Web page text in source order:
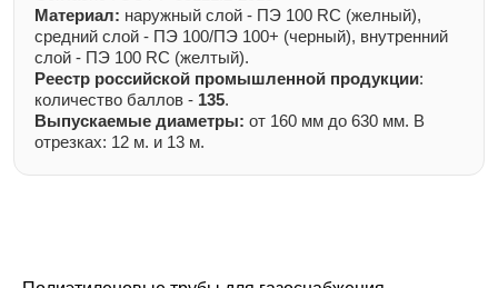
Материал: наружный слой - ПЭ 100 RC (желный),
средний слой - ПЭ 100/ПЭ 100+ (черный), внутренний
слой - ПЭ 100 RC (желтый).
Реестр российской промышленной продукции:
количество баллов - 135.
Выпускаемые диаметры: от 160 мм до 630 мм. В
отрезках: 12 м. и 13 м.